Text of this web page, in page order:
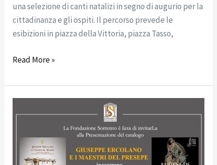
una selezione di canti natalizi in segno di augurio per la
cittadinanza e gli ospiti. Il percorso prevede le
esibizioni in piazza della Vittoria, piazza Tasso,
Read More »
STAMPA:
della
mostra